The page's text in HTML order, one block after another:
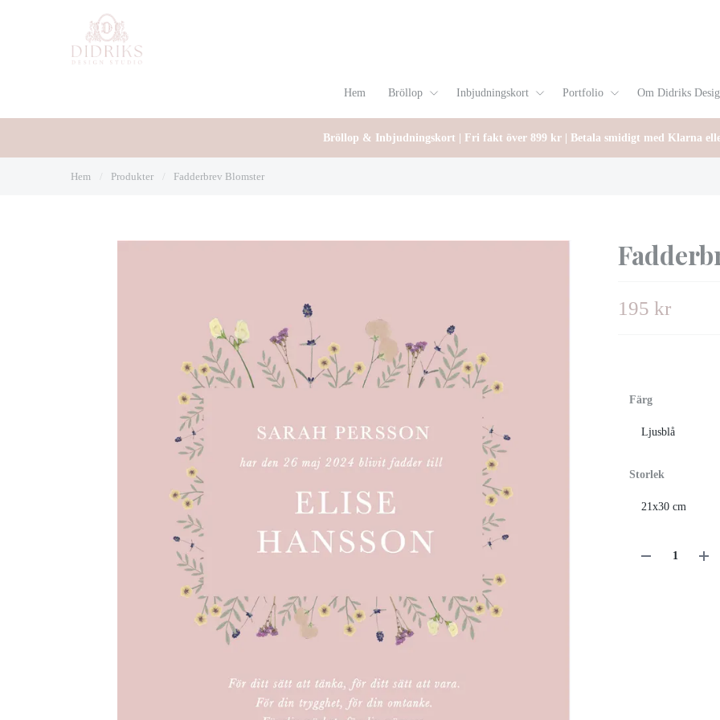
Hem Bröllop Inbjudningskort Portfolio Om Didriks
Bröllop & Inbjudningskort | Fri fakt över 899 kr | Betala smidigt med Klarna
Hem Produkter Fadderbrev Blomster
195 kr
Färg
Storlek